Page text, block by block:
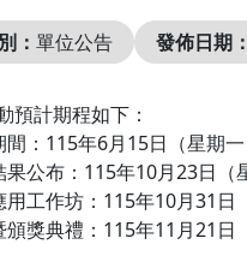
： 單位公告 發佈日期：
預計期程如下：
間：115年6月15日（星期
公布：115年10月23日（
工作坊：115年10月31日
獎典禮：115年11月21日